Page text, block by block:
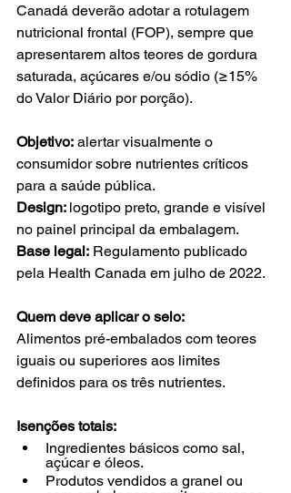
Canadá deverão adotar a rotulagem
nutricional frontal (FOP), sempre que
apresentarem altos teores de gordura
saturada, açúcares e/ou sódio (≥15%
do Valor Diário por porção).
Objetivo: alertar visualmente o
consumidor sobre nutrientes críticos
para a saúde pública.
Design: logotipo preto, grande e visível
no painel principal da embalagem.
Base legal: Regulamento publicado
pela Health Canada em julho de 2022.
Quem deve aplicar o selo:
Alimentos pré-embalados com teores
iguais ou superiores aos limites
definidos para os três nutrientes.
Isenções totais:
Ingredientes básicos como sal,
açúcar e óleos.
Produtos vendidos a granel ou